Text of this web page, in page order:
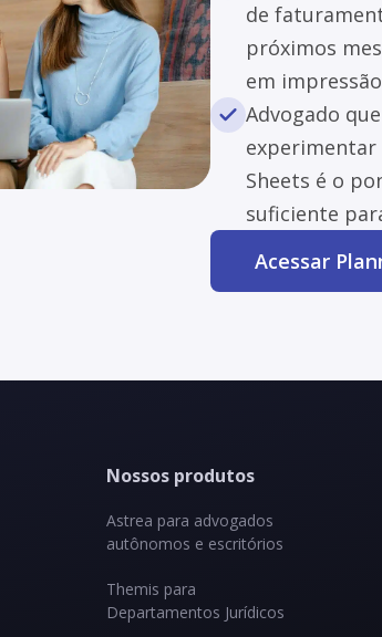
de
próximos
em
Advogado
experimentar
Sheets é o
suficiente
Acessar
Nossos produtos
Astrea para advogados
autônomos e escritórios
Themis para
Departamentos Jurídicos